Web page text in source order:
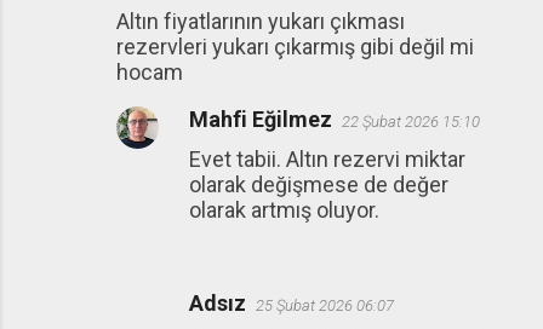
Altın fiyatlarının yukarı çıkması
rezervleri yukarı çıkarmış gibi değil mi
hocam
Mahfi Eğilmez 22 Şubat 2026 15:10
Evet tabii. Altın rezervi miktar
olarak değişmese de değer
olarak artmış oluyor.
Adsız 25 Şubat 2026 06:07